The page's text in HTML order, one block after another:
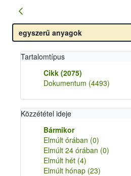
Tartalomtípus
Cikk (2075)
Dokumentum (4493)
Közzététel ideje
Bármikor
Elmúlt órában (0)
Elmúlt 24 órában (0)
Elmúlt hét (4)
Elmúlt hónap (23)